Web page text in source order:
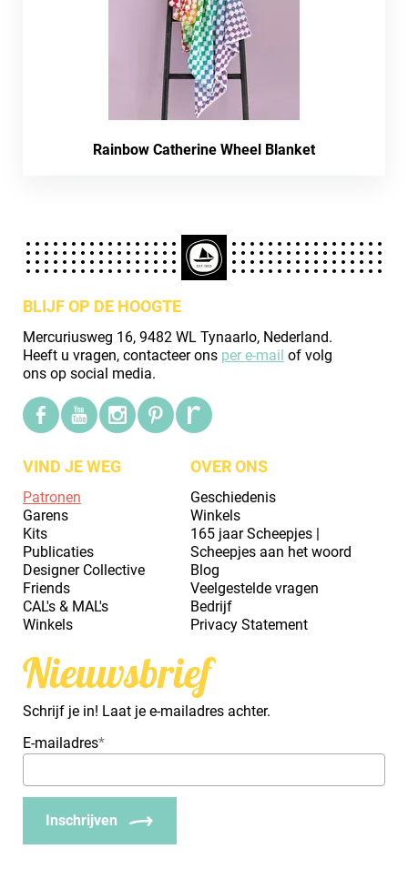
Rainbow Catherine Wheel Blanket
BLIJF OP DE HOOGTE
Mercuriusweg 16, 9482 WL Tynaarlo, Nederland.
Heeft u vragen, contacteer ons per e-mail of volg
ons op social media.
VIND JE WEG
Patronen
Garens
Kits
Publicaties
Designer Collective
Friends
CAL's & MAL's
Winkels
OVER ONS
Geschiedenis
Winkels
165 jaar Scheepjes |
Scheepjes aan het woord
Blog
Veelgestelde vragen
Bedrijf
Privacy Statement
Nieuwsbrief
Schrijf je in! Laat je e-mailadres achter.
E-mailadres*
Inschrijven